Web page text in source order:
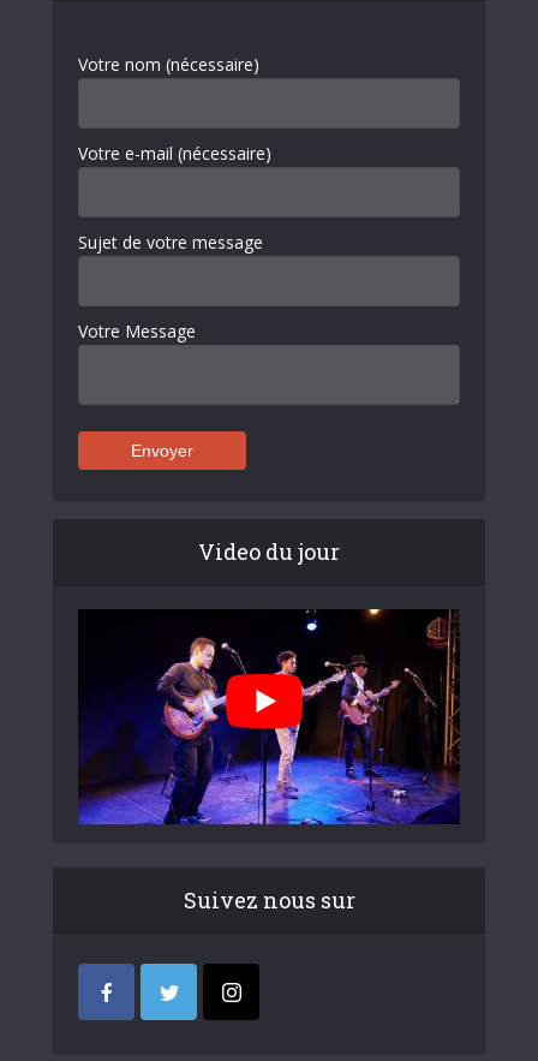
Votre nom (nécessaire)
Votre e-mail (nécessaire)
Sujet de votre message
Votre Message
Video du jour
Suivez nous sur